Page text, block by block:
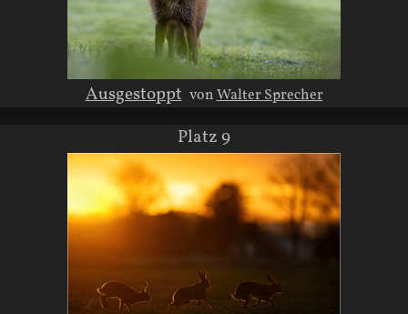
Ausgestoppt vonWalter Sprecher
Platz 9